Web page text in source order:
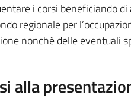
i corsi beneficiando
regionale per
nonché delle eventuali
alla